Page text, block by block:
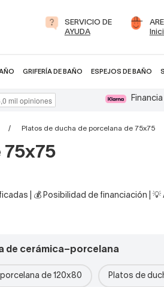
SERVICIO DE
AYUDA
GRIFERÍA DE BAÑO ESPEJOS DE BAÑO
Platos de ducha de porcelana de 75x75
75x75
| 💰 Posibilidad de financiación |
de cerámica–porcelana
de 120x80 Platos de